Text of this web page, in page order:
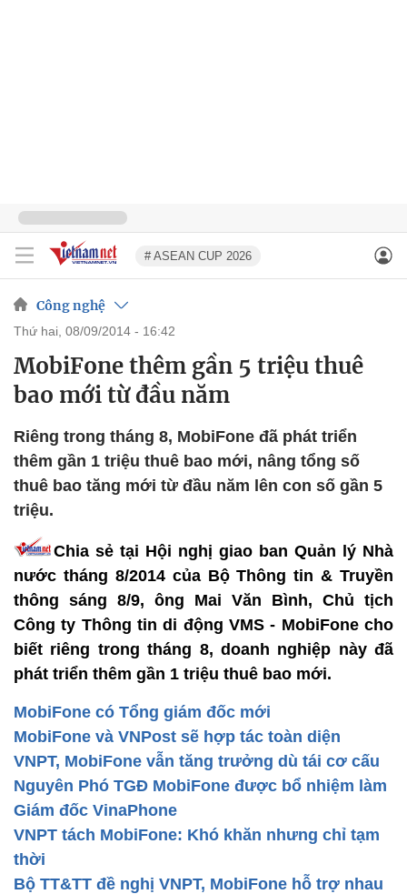
# ASEAN CUP 2026
Công nghệ
thứ hai, 08/09/2014 - 16:42
MobiFone thêm gần 5 triệu thuê
bao mới từ đầu năm
Riêng trong tháng 8, MobiFone đã phát triển
thêm gần 1 triệu thuê bao mới, nâng tổng số
thuê bao tăng mới từ đầu năm lên con số gần 5
triệu.
Chia sẻ tại Hội nghị giao ban Quản lý Nhà
nước tháng 8/2014 của Bộ Thông tin & Truyền
thông sáng 8/9, ông Mai Văn Bình, Chủ tịch
Công ty Thông tin di động VMS - MobiFone cho
biết riêng trong tháng 8, doanh nghiệp này đã
phát triển thêm gần 1 triệu thuê bao mới.
MobiFone có Tổng giám đốc mới
MobiFone và VNPost sẽ hợp tác toàn diện
VNPT, MobiFone vẫn tăng trưởng dù tái cơ cấu
Nguyên Phó TGĐ MobiFone được bổ nhiệm làm
Giám đốc VinaPhone
VNPT tách MobiFone: Khó khăn nhưng chỉ tạm
thời
Bộ TT&TT đề nghị VNPT, MobiFone hỗ trợ nhau